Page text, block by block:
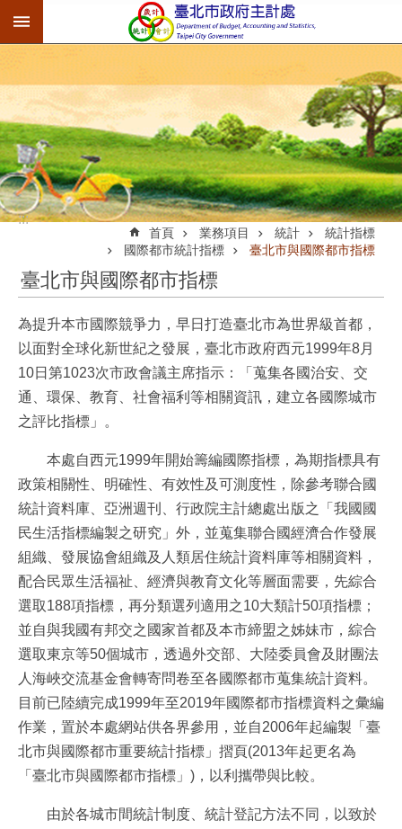
跳到主要內容區塊
:::
首頁 業務項目 統計
統計指標
國際都市統計指標
臺北市與國際都市指標
臺北市與國際都市指標
為提升本市國際競爭力，早日打造臺北市為世界級首都，
以面對全球化新世紀之發展，臺北市政府西元1999年8月
10日第1023次市政會議主席指示：「蒐集各國治安、交
通、環保、教育、社會福利等相關資訊，建立各國際城市
之評比指標」。
本處自西元1999年開始籌編國際指標，為期指標具有
政策相關性、明確性、有效性及可測度性，除參考聯合國
統計資料庫、亞洲週刊、行政院主計總處出版之「我國國
民生活指標編製之研究」外，並蒐集聯合國經濟合作發展
組織、發展協會組織及人類居住統計資料庫等相關資料，
配合民眾生活福祉、經濟與教育文化等層面需要，先綜合
選取188項指標，再分類選列適用之10大類計50項指標；
並自與我國有邦交之國家首都及本市締盟之姊妹市，綜合
選取東京等50個城市，透過外交部、大陸委員會及財團法
人海峽交流基金會轉寄問卷至各國際都市蒐集統計資料。
目前已陸續完成1999年至2019年國際都市指標資料之彙編
作業，置於本處網站供各界參用，並自2006年起編製「臺
北市與國際都市重要統計指標」摺頁(2013年起更名為
「臺北市與國際都市指標」)，以利攜帶與比較。
由於各城市間統計制度、統計登記方法不同，以致於